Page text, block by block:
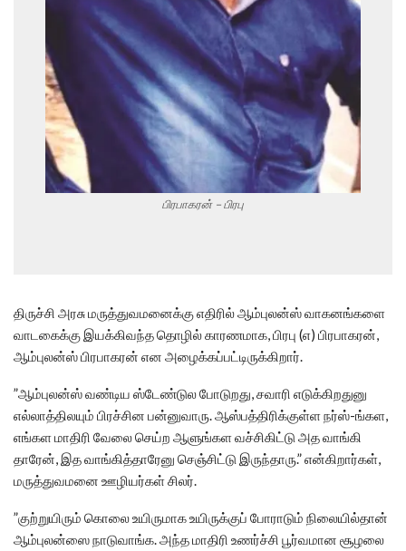
பிரபாகரன் – பிரபு
திருச்சி அரசு மருத்துவமனைக்கு எதிரில் ஆம்புலன்ஸ் வாகனங்களை
வாடகைக்கு இயக்கிவந்த தொழில் காரணமாக, பிரபு (எ) பிரபாகரன்,
ஆம்புலன்ஸ் பிரபாகரன் என அழைக்கப்பட்டிருக்கிறார்.
”ஆம்புலன்ஸ் வண்டிய ஸ்டேண்டுல போடுறது, சவாரி எடுக்கிறதுனு
எல்லாத்திலயும் பிரச்சின பன்னுவாரு. ஆஸ்பத்திரிக்குள்ள நர்ஸ்-ங்கள,
எங்கள மாதிரி வேலை செய்ற ஆளுங்கள வச்சிகிட்டு அத வாங்கி
தாரேன், இத வாங்கித்தாரேனு செஞ்சிட்டு இருந்தாரு.” என்கிறார்கள்,
மருத்துவமனை ஊழியர்கள் சிலர்.
”குற்றுயிரும் கொலை உயிருமாக உயிருக்குப் போராடும் நிலையில்தான்
ஆம்புலன்ஸை நாடுவாங்க. அந்த மாதிரி உணர்ச்சி பூர்வமான சூழலை